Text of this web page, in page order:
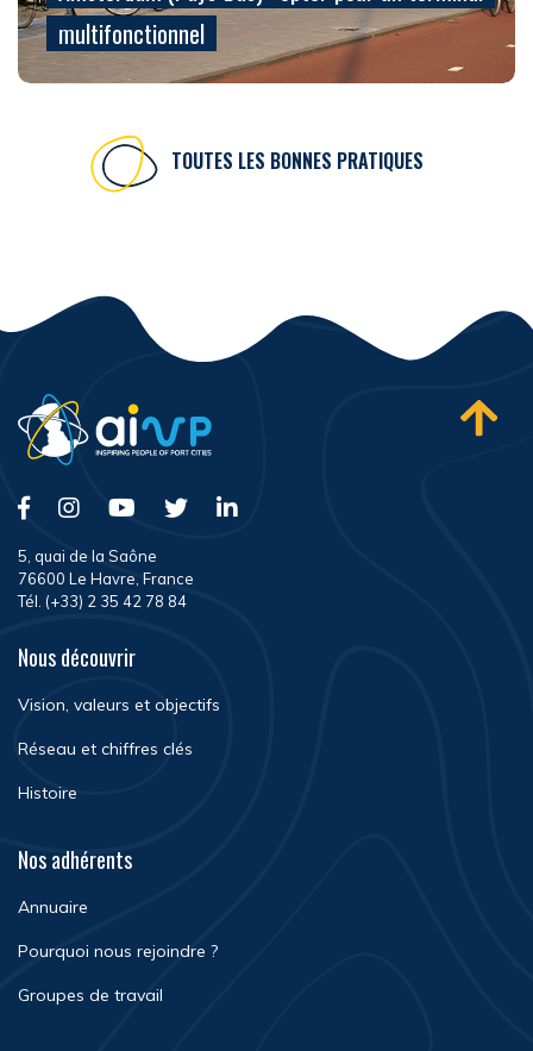
multifonctionnel
TOUTES LES BONNES PRATIQUES
5, quai de la Saône
76600 Le Havre, France
Tél. (+33) 2 35 42 78 84
Nous découvrir
Vision, valeurs et objectifs
Réseau et chiffres clés
Histoire
Nos adhérents
Annuaire
Pourquoi nous rejoindre ?
Groupes de travail